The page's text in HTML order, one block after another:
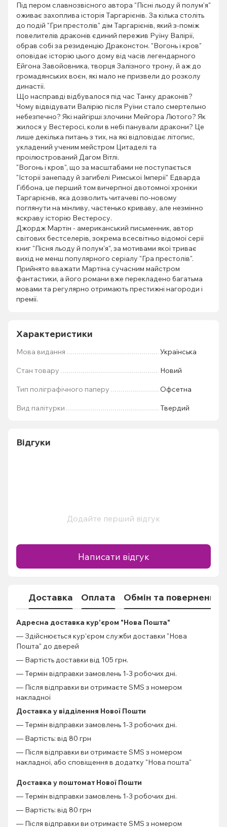
Під пером славнозвісного автора "Пісні льоду й полум'я"
оживає захоплива історія Таргарієнів. За кілька століть
до подій "Гри престолів" дім Таргарієнів, який з-поміж
повелителів драконів єдиний пережив Руїну Валірії,
обрав собі за резиденцію Драконстон. "Вогонь і кров"
оповідає історію цього дому від часів легендарного
Ейгона Завойовника, творця Залізного трону, й аж до
громадянських воєн, які мало не призвели до розколу
династії.
Що насправді відбувалося під час Танку драконів?
Чому відвідувати Валірію після Руїни стало смертельно
небезпечно? Які найгірші злочини Мейгора Лютого? Як
жилося у Вестеросі, коли в небі панували дракони? Це
лише декілька питань з тих, на які відповідає літопис,
укладений ученим мейстром Цитаделі та
проілюстрований Дагом Вітлі.
"Вогонь і кров", що за масштабами не поступається
"Історії занепаду й загибелі Римської Імперії" Едварда
Гіббона, це перший том вичерпної двотомної хроніки
Таргарієнів, яка дозволить читачеві по-новому
поглянути на мінливу, частенько криваву, але незмінно
яскраву історію Вестеросу.
Джордж Мартін - американський письменник, автор
світових бестселерів, зокрема всесвітньо відомої серії
книг "Пісня льоду й полум'я", за мотивами якої триває
вихід не менш популярного серіалу "Гра престолів".
Прийнято вважати Мартіна сучасним майстром
фантастики, а його романи вже перекладено багатьма
мовами та регулярно отримають престижні нагороди і
премії.
Характеристики
Мова видання Українська
Стан товару Новий
Тип поліграфічного паперу Офсетна
Вид палітурки Твердий
Відгуки
Додайте перший відгук
Написати відгук
Доставка Оплата Обмін та повернення
Адресна доставка кур'єром "Нова Пошта"
— Здійснюється кур'єром служби доставки "Нова
Пошта" до дверей
— Вартість доставки від 105 грн.
— Термін відправки замовлень 1-3 робочих дні.
— Після відправки ви отримаєте SMS з номером
накладної
Доставка у відділення Нової Пошти
— Термін відправки замовлень 1-3 робочих дні.
— Вартість: від 80 грн
— Після відправки ви отримаєте SMS з номером
накладної, або сповіщення в додатку "Нова пошта"
Доставка у поштомат Нової Пошти
— Термін відправки замовлень 1-3 робочих дні.
— Вартість: від 80 грн
— Після відправки ви отримаєте SMS з номером